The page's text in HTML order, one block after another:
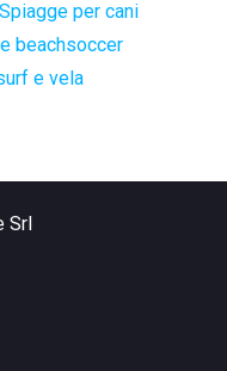
Spiagge per cani
beachsoccer
e vela
Srl